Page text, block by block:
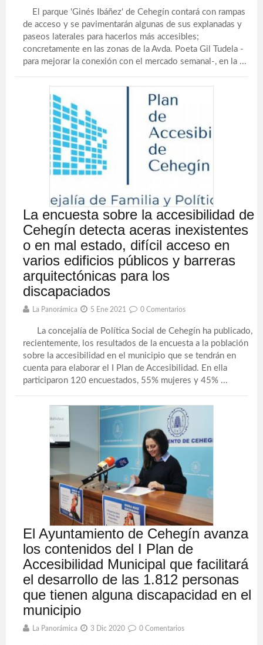
El parque 'Ginés Ibáñez' de Cehegín contará con rampas
de acceso y se pavimentarán algunas de sus explanadas y
paseos laterales para hacerlos más accesibles;
concretamente en las zonas de la Avda. Poeta Gil Tudela -
para mejorar la conexión con el mercado semanal-, en la ...
La encuesta sobre la accesibilidad de
Cehegín detecta aceras inexistentes
o en mal estado, difícil acceso en
varios edificios públicos y barreras
arquitectónicas para los
discapaciados
La Panorámica 5 Ene 2021 0 Comentarios
La concejalía de Política Social de Cehegín ha publicado,
recientemente, los resultados de la encuesta a la población
sobre la accesibilidad en el municipio que se tendrán en
cuenta para elaborar el I Plan de Accesibilidad. En ella
participaron 120 encuestados, 55% mujeres y 45% ...
El Ayuntamiento de Cehegín avanza
los contenidos del I Plan de
Accesibilidad Municipal que facilitará
el desarrollo de las 1.812 personas
que tienen alguna discapacidad en el
municipio
La Panorámica 3 Dic 2020 0 Comentarios